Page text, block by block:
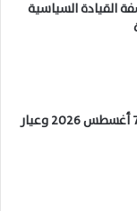
القيادة السياسية
سعر الذهب اليوم الجمعة 7 أغسطس 2026 وعيار